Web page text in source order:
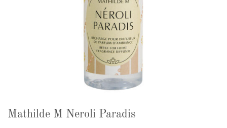
Mathilde M Neroli Paradis